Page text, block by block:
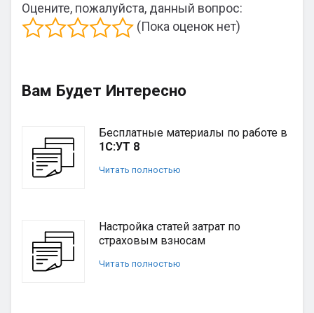
Оцените, пожалуйста, данный вопрос:
(Пока оценок нет)
Вам Будет Интересно
Бесплатные материалы по работе в
1С:УТ 8
Читать полностью
Настройка статей затрат по
страховым взносам
Читать полностью